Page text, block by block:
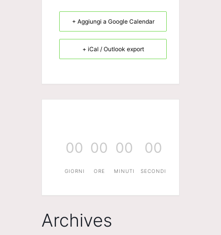
+ Aggiungi a Google Calendar
+ iCal / Outlook export
00
GIORNI
00
ORE
00
MINUTI
00
SECONDI
Archives